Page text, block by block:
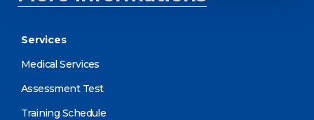
Services
Medical Services
Assessment Test
Training Schedule